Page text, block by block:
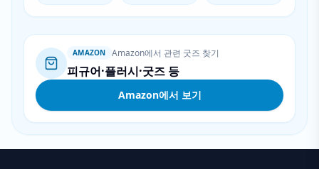
AMAZON Amazon에서 관련 굿즈 찾기
피규어·플러시·굿즈 등
Amazon에서 보기